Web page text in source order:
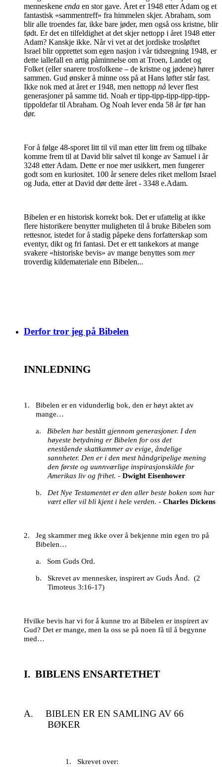
menneskene enda en stor gave. Året er 1948 etter Adam og et
fantastisk «sammentreff» fra himmelen skjer. Abraham, som
blir alle troendes far, ikke bare jøder, men også oss kristne, blir
født. Er det en tilfeldighet at det skjer nettopp i året 1948 etter
Adam? Kanskje ikke. Når vi vet at det jordiske trosløftet
Israel blir opprettet som egen nasjon i vår tidsregning 1948, er
dette iallefall en artig påminnelse om at Troen, Landet og
Folket (eller snarere trosfolkene – de kristne og jødene) hører
sammen. Gud ønsker å minne oss på at Hans løfter står fast.
Ikke nok med at året er 1948, men nettopp nå lever flest
generasjoner på samme tid. Noah er tipp-tipp-tipp-tipp-tipp-
tippoldefar til Abraham. Og Noah lever enda 58 år før han
dør.
For å følge 48-sporet litt til vil man etter litt frem og tilbake
komme frem til at David blir salvet til konge av Samuel i år
3248 etter Adam. Dette er noe mer usikkert, men fungerer
godt som en kuriositet. 100 år senere deles riket mellom Israel
og Juda, etter at David dør dette året - 3348 e.Adam.
Bibelen er en historisk korrekt bok. Det er ufattelig at ikke
flere historikere benytter muligheten til å bruke Bibelen som
rettesnor, istedet for å stadig påpeke dens forfatterskap som
eventyr, dikt og fri fantasi. Det er ett tankekors at mange
svakere «historiske bevis» av mange benyttes som mer
troverdig kildemateriale enn Bibelen...
Derfor tror jeg på Bibelen
INNLEDNING
1.
Bibelen er en vidunderlig bok, den er høyt aktet av
mange…
a. Bibelen har bestått gjennom generasjoner. I den
høyeste betydning er Bibelen for oss det
enestående skattkammer av evige, åndelige
sannheter. Den er i den mest håndgripelige mening
den første og uunnværlige inspirasjonskilde for
Amerikas liv og frihet. - Dwight Eisenhower
b.
Det Nye Testamentet er den aller beste boken som har
vært eller vil bli kjent i hele verden. - Charles Dickens
2.
Jeg skammer meg ikke over å bekjenne min egen tro på
Bibelen…
a. Som Guds Ord.
b. Skrevet av mennesker, inspirert av Guds Ånd. (2
Timoteus 3:16-17)
Hvilke bevis har vi for å kunne tro at Bibelen er inspirert av
Gud? Det er mange, men la oss se på noen få til å begynne
med…
I. BIBLENS ENSARTETHET
A. BIBLEN ER EN SAMLING AV 66
BØKER
1. Skrevet over: